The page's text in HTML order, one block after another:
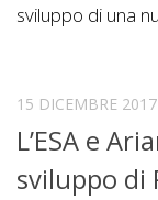
sviluppo di una
15 DICEMBRE 2017
L’ESA e
sviluppo di